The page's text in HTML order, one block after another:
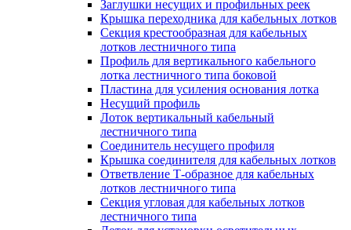
Заглушки несущих и профильных реек
Крышка переходника для кабельных лотков
Секция крестообразная для кабельных
лотков лестничного типа
Профиль для вертикального кабельного
лотка лестничного типа боковой
Пластина для усиления основания лотка
Несущий профиль
Лоток вертикальный кабельный
лестничного типа
Соединитель несущего профиля
Крышка соединителя для кабельных лотков
Ответвление Т-образное для кабельных
лотков лестничного типа
Секция угловая для кабельных лотков
лестничного типа